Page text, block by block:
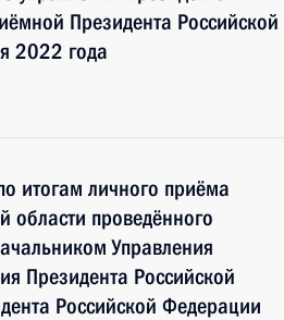
Президента Российской
2022 года
итогам личного приёма
области проведённого
Управления
Президента Российской
Российской Федерации